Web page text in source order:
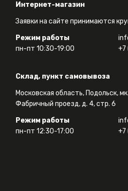
Интернет-магазин
Заявки на сайте принимаются
Режим работы
пн-пт 10:30-19:00
+7
Склад, пункт самовывоза
Московская область, Подольск,
Фабричный проезд, д. 4, стр. 6
Режим работы
пн-пт 12:30-17:00
+7